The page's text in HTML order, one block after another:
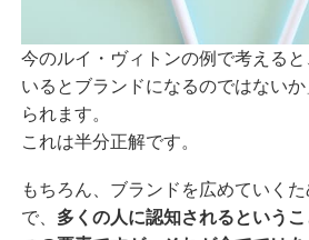
今のルイ・ヴィトンの例で考える
いるとブランドになるのではない
られます。
これは半分正解です。
もちろん、ブランドを広めていく
で、 多くの人に認知されるという